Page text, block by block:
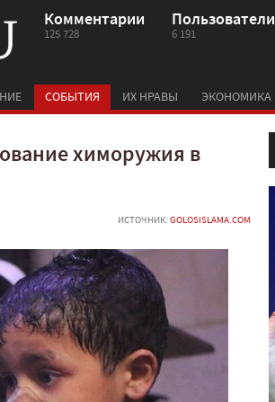
Комментарии
125 728
Пользователи
6 191
СОБЫТИЯ ИХ НРАВЫ ЭКОНОМИКА
химоружия в
ИСТОЧНИК: GOLOSISLAMA.COM